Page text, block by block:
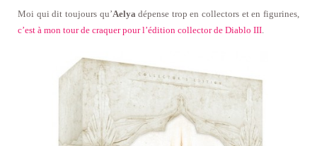
Moi qui dit toujours qu’Aelya dépense trop en collectors et en figurines,
c’est à mon tour de craquer pour l’édition collector de Diablo III